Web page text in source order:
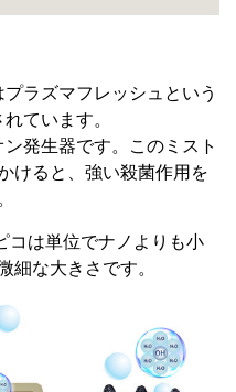
ラズマフレッシュという
ています。
発生器です。このミスト
けると、強い殺菌作用を
コは単位でナノよりも小
細な大きさです。